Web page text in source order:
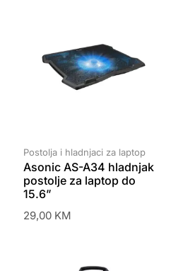
Postolja i hladnjaci za laptop
Asonic AS-A34 hladnjak
postolje za laptop do
15.6”
29,00 KM